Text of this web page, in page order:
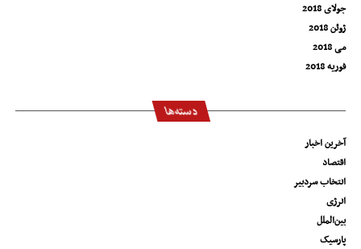
جولای 2018
ژوئن 2018
می 2018
فوریه 2018
دسته‌ها
آخرین اخبار
اقتصاد
انتخاب سردبیر
انرژی
بین‌الملل
پارسیک